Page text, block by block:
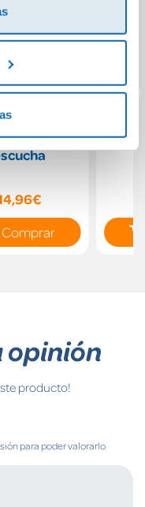
Toca y
Comprar
opinión
producto!
para poder valorarlo